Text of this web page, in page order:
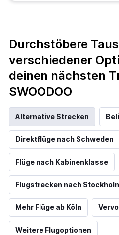
Durchstöbere
verschiedener
deinen nächsten
SWOODOO
Alternative Strecken
Direktflüge nach Schweden
Flüge nach Kabinenklasse
Flugstrecken nach
Mehr Flüge ab Köln
Weitere Flugoptionen